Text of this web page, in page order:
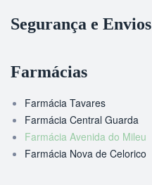
Segurança e Envios
Farmácias
Farmácia Tavares
Farmácia Central Guarda
Farmácia Avenida do Mileu
Farmácia Nova de Celorico